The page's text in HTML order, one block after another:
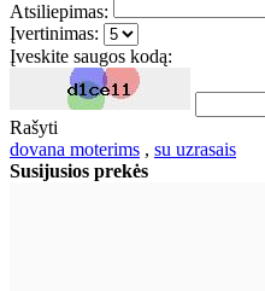
Atsiliepimas:
Įvertinimas:
Įveskite saugos kodą:
Rašyti
dovana moterims , su uzrasais
Susijusios prekės